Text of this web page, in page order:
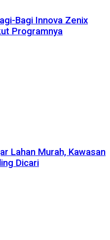
Bagi Innova Zenix
Programnya
Lahan Murah, Kawasan
Dicari